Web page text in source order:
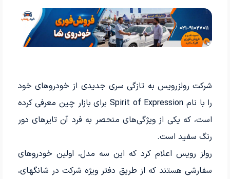
شرکت رولزرویس به تازگی سری جدیدی از خودروهای خود
را با نام Spirit of Expression برای بازار چین معرفی کرده
است، که یکی از ویژگی‌های منحصر به فرد آن تایرهای دور
رنگ سفید است.
رولز رویس اعلام کرد که این سه مدل، اولین خودروهای
سفارشی هستند که از طریق دفتر ویژه شرکت در شانگهای،